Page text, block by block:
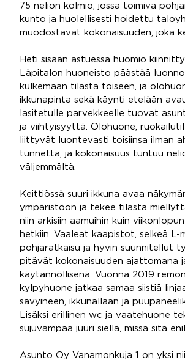
75 neliön kolmio, jossa toimiva
kunto ja huolellisesti hoidettu
muodostavat kokonaisuuden, joka
Heti sisään astuessa huomio
Läpitalon huoneisto päästää
kulkemaan tilasta toiseen, ja
ikkunapinta sekä käynti etelään
lasitetulle parvekkeelle tuovat
ja viihtyisyyttä. Olohuone,
liittyvät luontevasti toisiinsa ilman
tunnetta, ja kokonaisuus tuntuu
väljemmältä.
Keittiössä suuri ikkuna avaa
ympäristöön ja tekee tilasta
niin arkisiin aamuihin kuin
hetkiin. Vaaleat kaapistot, selkeä L-
pohjaratkaisu ja hyvin suunnitellut
pitävät kokonaisuuden ajattomana
käytännöllisenä. Vuonna 2019
kylpyhuone jatkaa samaa siistiä
sävyineen, ikkunallaan ja
Lisäksi erillinen wc ja vaatehuone
sujuvampaa juuri siellä, missä sitä
Asunto Oy Vanamonkuja 1 on yksi